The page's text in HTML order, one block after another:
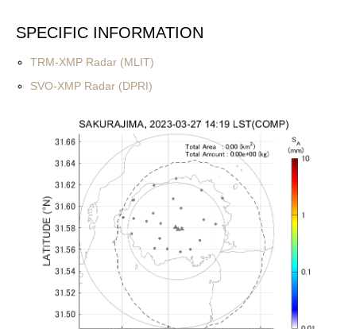
SPECIFIC INFORMATION
TRM-XMP Radar (MLIT)
SVO-XMP Radar (DPRI)